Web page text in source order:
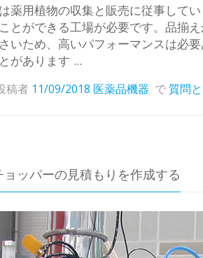
薬用植物の収集と販売に従事して
とができる工場が必要です。品揃
いため、高いパフォーマンスは必
があります ...
稿者 11/09/2018 医薬品機器 で 質問
ッパーの見積もりを作成する